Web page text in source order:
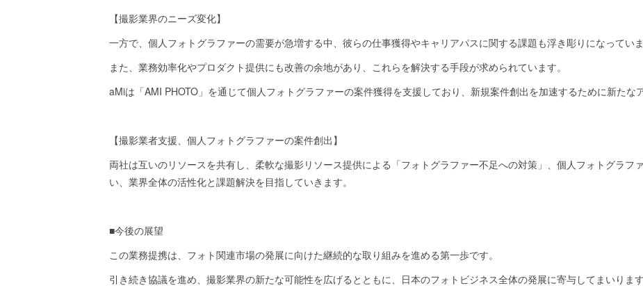
【撮影業界のニーズ変化】
一方で、個人フォトグラファーの需要が急増する中、彼らの仕事獲得やキャリアパスに関する課題も浮き彫りになっていま
また、業務効率化やプロダクト提供にも改善の余地があり、これらを解決する手段が求められています。
aMiは「AMI PHOTO」を通じて個人フォトグラファーの案件獲得を支援しており、新規案件創出を加速するために新たな
【撮影業者支援、個人フォトグラファーの案件創出】
両社は互いのリソースを共有し、柔軟な撮影リソース提供による「フォトグラファー不足への対策」、個人フォトグラフ
い、業界全体の活性化と課題解決を目指していきます。
■今後の展望
この業務提携は、フォト関連市場の発展に向けた継続的な取り組みを進める第一歩です。
引き続き協議を進め、撮影業界の新たな可能性を広げるとともに、日本のフォトビジネス全体の発展に寄与してまいります